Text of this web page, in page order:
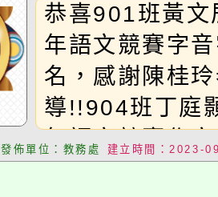
恭喜901班黃
年語文競賽字
名，感謝陳桂
導!!904班丁庭
年語文競賽作
感謝魏吟珊老
發佈單位：教務處 建立時間：2023-